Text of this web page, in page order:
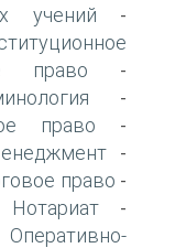
учений -
право -
-
право -
-
право -
Нотариат -
Оперативно-